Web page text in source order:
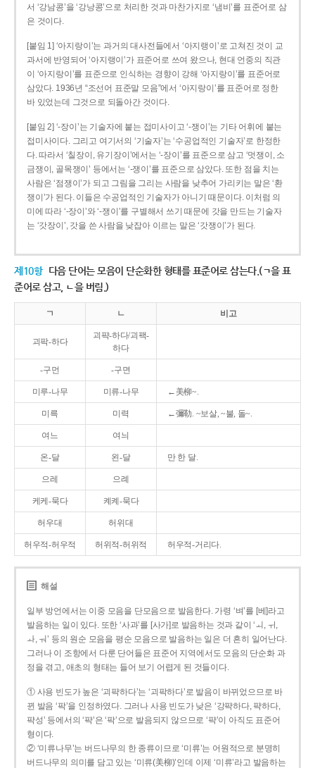
서 ‘강남콩’을 ‘강낭콩’으로 처리한 것과 마찬가지로 ‘냄비’를 표준어로 삼
은 것이다.
[붙임 1] ‘아지랑이’는 과거의 대사전들에서 ‘아지랭이’로 고쳐진 것이 교
과서에 반영되어 ‘아지랭이’가 표준어로 쓰여 왔으나, 현대 언중의 직관
이 ‘아지랑이’를 표준으로 인식하는 경향이 강해 ‘아지랑이’를 표준어로
삼았다. 1936년 “조선어 표준말 모음”에서 ‘아지랑이’를 표준어로 정한
바 있었는데 그것으로 되돌아간 것이다.
[붙임 2] ‘-장이’는 기술자에 붙는 접미사이고 ‘-쟁이’는 기타 어휘에 붙는
접미사이다. 그리고 여기서의 ‘기술자’는 ‘수공업적인 기술자’로 한정한
다. 따라서 ‘칠장이, 유기장이’에서는 ‘-장이’를 표준으로 삼고 ‘멋쟁이, 소
금쟁이, 골목쟁이’ 등에서는 ‘-쟁이’를 표준으로 삼았다. 또한 점을 치는
사람은 ‘점쟁이’가 되고 그림을 그리는 사람을 낮추어 가리키는 말은 ‘환
쟁이’가 된다. 이들은 수공업적인 기술자가 아니기 때문이다. 이처럼 의
미에 따라 ‘-장이’와 ‘-쟁이’를 구별해서 쓰기 때문에 갓을 만드는 기술자
는 ‘갓장이’, 갓을 쓴 사람을 낮잡아 이르는 말은 ‘갓쟁이’가 된다.
제10항 다음 단어는 모음이 단순화한 형태를 표준어로 삼는다.(ㄱ을 표
준어로 삼고, ㄴ을 버림.)
ㄱ ㄴ 비고
괴팍-하다
괴퍅-하다/괴팩-
하다
-구먼 -구면
미루-나무 미류-나무 ←美柳~.
미륵 미력 ←彌勒. ~보살, ~불, 돌~.
여느 여늬
온-달 왼-달 만 한 달.
으레 으례
케케-묵다 켸켸-묵다
허우대 허위대
허우적-허우적 허위적-허위적 허우적-거리다.
해설
일부 방언에서는 이중 모음을 단모음으로 발음한다. 가령 ‘벼’를 [베]라고
발음하는 일이 있다. 또한 ‘사과’를 [사가]로 발음하는 것과 같이 ‘ㅚ, ㅟ,
ㅘ, ㅝ’ 등의 원순 모음을 평순 모음으로 발음하는 일은 더 흔히 일어난다.
그러나 이 조항에서 다룬 단어들은 표준어 지역에서도 모음의 단순화 과
정을 겪고, 애초의 형태는 들어 보기 어렵게 된 것들이다.
① 사용 빈도가 높은 ‘괴퍅하다’는 ‘괴팍하다’로 발음이 바뀌었으므로 바
뀐 발음 ‘팍’을 인정하였다. 그러나 사용 빈도가 낮은 ‘강퍅하다, 퍅하다,
퍅성’ 등에서의 ‘퍅’은 ‘팍’으로 발음되지 않으므로 ‘퍅’이 아직도 표준어
형이다.
② ‘미류나무’는 버드나무의 한 종류이므로 ‘미류’는 어원적으로 분명히
버드나무의 의미를 담고 있는 ‘미류(美柳)’인데 이제 ‘미류’라고 발음하는